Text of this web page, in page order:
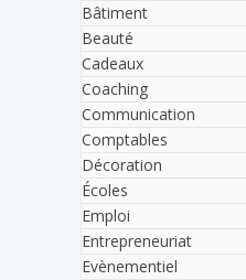
Bâtiment
Beauté
Cadeaux
Coaching
Communication
Comptables
Décoration
Écoles
Emploi
Entrepreneuriat
Evènementiel